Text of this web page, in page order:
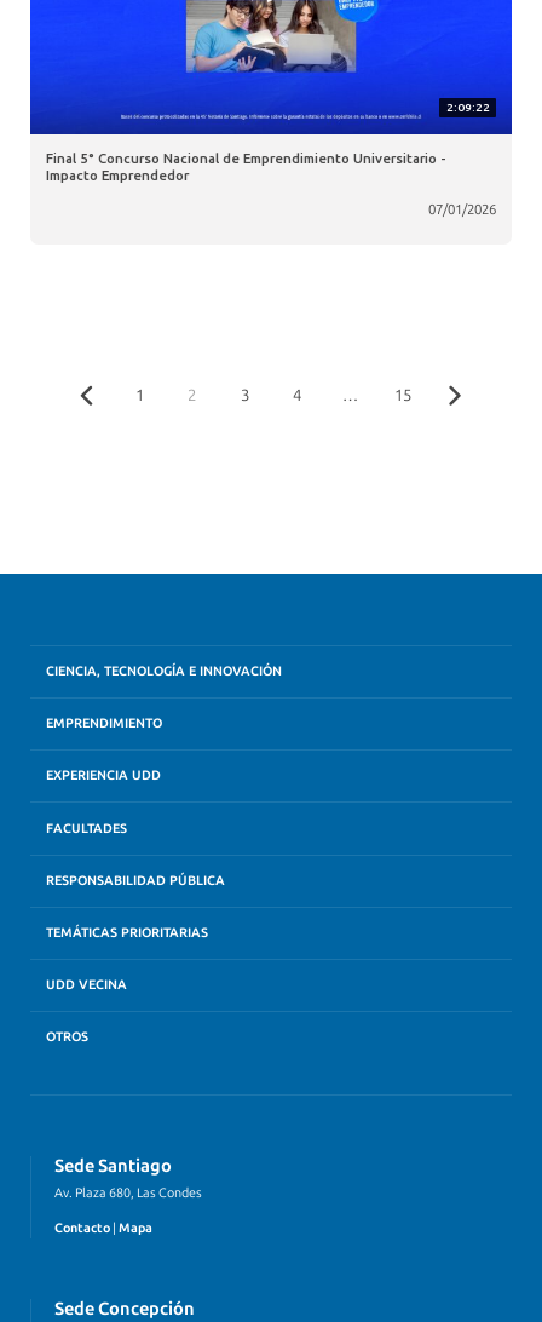
2:09:22
Final 5° Concurso Nacional de Emprendimiento Universitario -
Impacto Emprendedor
07/01/2026
1 2 3 4 … 15
CIENCIA, TECNOLOGÍA E INNOVACIÓN
EMPRENDIMIENTO
EXPERIENCIA UDD
FACULTADES
RESPONSABILIDAD PÚBLICA
TEMÁTICAS PRIORITARIAS
UDD VECINA
OTROS
Sede Santiago
Av. Plaza 680, Las Condes
Contacto Mapa
Sede Concepción